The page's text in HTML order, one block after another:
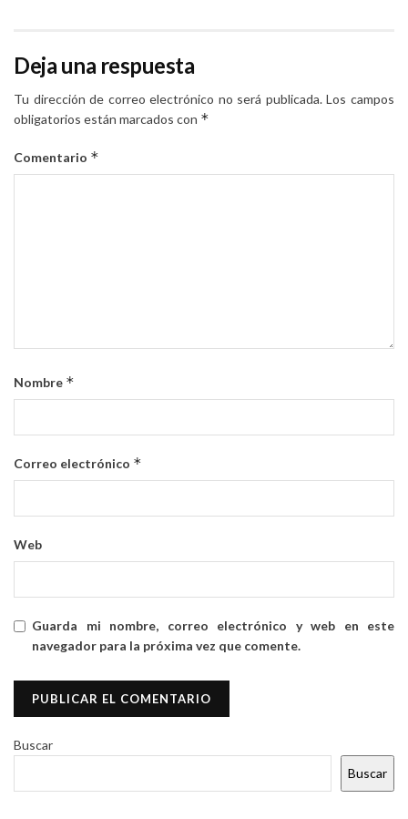
Deja una respuesta
Tu dirección de correo electrónico no será publicada. Los campos
obligatorios están marcados con *
Comentario *
Nombre *
Correo electrónico *
Web
Guarda mi nombre, correo electrónico y web en este
navegador para la próxima vez que comente.
Buscar
Buscar